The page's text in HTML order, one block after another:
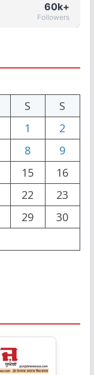
60k+
Followers
S
S
1
2
8
9
15
16
22
23
29
30